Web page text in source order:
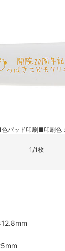
パッド印刷■印刷色
1/1枚